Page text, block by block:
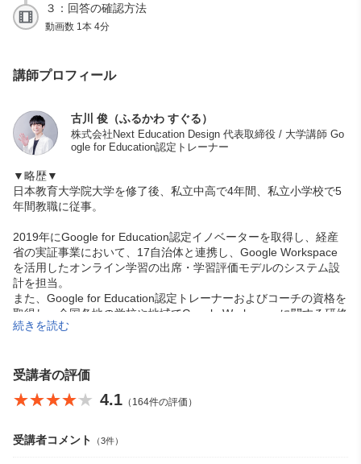
３：回答の確認方法
動画数 1本 4分
講師プロフィール
古川 俊（ふるかわ すぐる）
株式会社Next Education Design 代表取締役 / 大学講師 Go
ogle for Education認定トレーナー
▼略歴▼
日本教育大学院大学を修了後、私立中高で4年間、私立小学校で5
年間教職に従事。
2019年にGoogle for Education認定イノベーターを取得し、経産
省の実証事業において、17自治体と連携し、Google Workspace
を活用したオンライン学習の出席・学習評価モデルのシステム設
計を担当。
また、Google for Education認定トレーナーおよびコーチの資格を
取得し、全国各地の学校や地域でGoogle Workspaceに関する研修
やコーチングを実施。
推進コンサルタントとして、AIやICTの推進活動を幅広く展開。20
ace に関する研修やスクールを運営。
YouTubeチャンネル「AI・ICT活用チャンネル」では、企業や教育
続きを読む
受講者の評価
★★★★★
★★★★★ 4.1 （164件の評価）
受講者コメント （3件）